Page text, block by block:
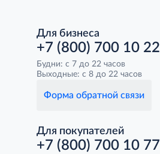
Для бизнеса
+7 (800) 700 10 22
Будни: с 7 до 22 часов
Выходные: с 8 до 22 часов
Форма обратной связи
Для покупателей
+7 (800) 700 10 77